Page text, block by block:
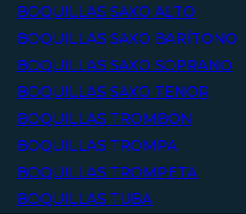
BOQUILLAS SAXO ALTO
BOQUILLAS SAXO BARÍTONO
BOQUILLAS SAXO SOPRANO
BOQUILLAS SAXO TENOR
BOQUILLAS TROMBÓN
BOQUILLAS TROMPA
BOQUILLAS TROMPETA
BOQUILLAS TUBA